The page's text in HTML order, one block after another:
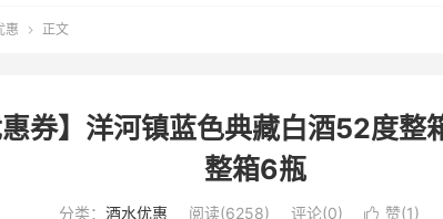
惠  正文
券】洋河镇蓝色典藏白酒52度整
整箱6瓶
分类： 酒水优惠 阅读(6258) 评论(0)  赞(1)